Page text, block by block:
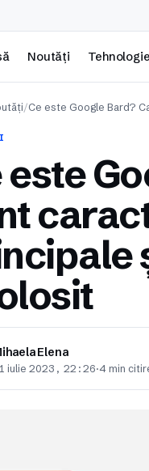
Noutăți Tehnologie
/Ce este Google Bard?
este
Elena
iulie 2023, 22:26·4 min